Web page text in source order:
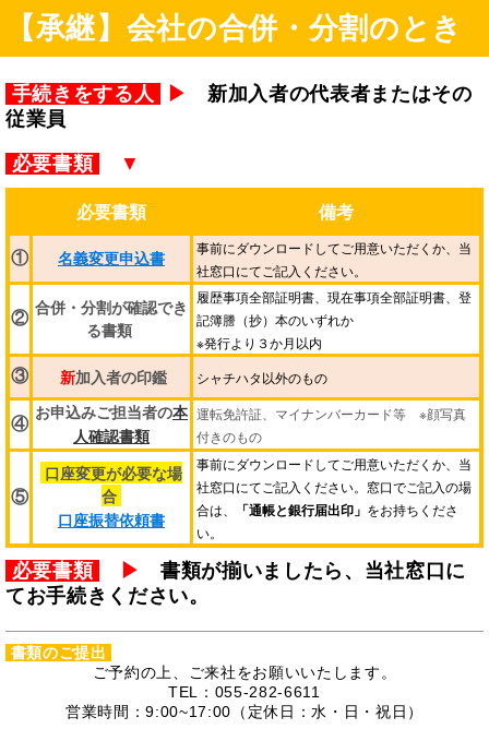
【承継】会社の合併・分割のとき
手続きをする人 ▶
新加入者の代表者またはその
従業員
必要書類 ▼
必要書類 備考
① 名義変更申込書
事前にダウンロードしてご用意いただくか、当
社窓口にてご記入ください。
②
合併・分割が確認でき
る書類
履歴事項全部証明書、現在事項全部証明書、登
記簿謄（抄）本のいずれか
※発行より３か月以内
③
新加入者の印鑑 シャチハタ以外のもの
④
お申込みご担当者の本
人確認書類
運転免許証、マイナンバーカード等 ※顔写真
付きのもの
⑤
口座変更が必要な場
合
口座振替依頼書
事前にダウンロードしてご用意いただくか、当
社窓口にてご記入ください。窓口でご記入の場
合は、
「通帳と銀行届出印」 をお持ちくださ
い。
必要書類 ▶
書類が揃いましたら、当社窓口に
てお手続きください。
書類のご提出
ご予約の上、ご来社をお願いいたします。
TEL：055-282-6611
営業時間：9:00~17:00（定休日：水・日・祝日）